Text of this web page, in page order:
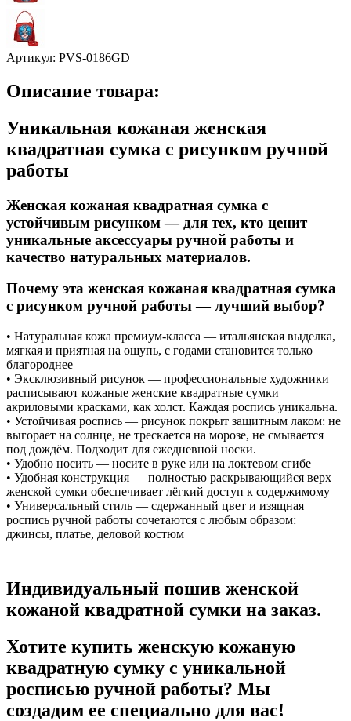
Артикул: PVS-0186GD
Описание товара:
Уникальная кожаная женская
квадратная сумка с рисунком ручной
работы
Женская кожаная квадратная сумка с
устойчивым рисунком — для тех, кто ценит
уникальные аксессуары ручной работы и
качество натуральных материалов.
Почему эта женская кожаная квадратная сумка
с рисунком ручной работы — лучший выбор?
• Натуральная кожа премиум-класса — итальянская выделка,
мягкая и приятная на ощупь, с годами становится только
благороднее
• Эксклюзивный рисунок — профессиональные художники
расписывают кожаные женские квадратные сумки
акриловыми красками, как холст. Каждая роспись уникальна.
• Устойчивая роспись — рисунок покрыт защитным лаком: не
выгорает на солнце, не трескается на морозе, не смывается
под дождём. Подходит для ежедневной носки.
• Удобно носить — носите в руке или на локтевом сгибе
• Удобная конструкция — полностью раскрывающийся верх
женской сумки обеспечивает лёгкий доступ к содержимому
• Универсальный стиль — сдержанный цвет и изящная
роспись ручной работы сочетаются с любым образом:
джинсы, платье, деловой костюм
Индивидуальный пошив женской
кожаной квадратной сумки на заказ.
Хотите купить женскую кожаную
квадратную сумку с уникальной
росписью ручной работы? Мы
создадим ее специально для вас!